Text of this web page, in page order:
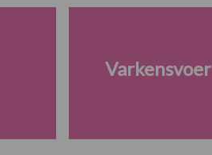
Varkensvoer